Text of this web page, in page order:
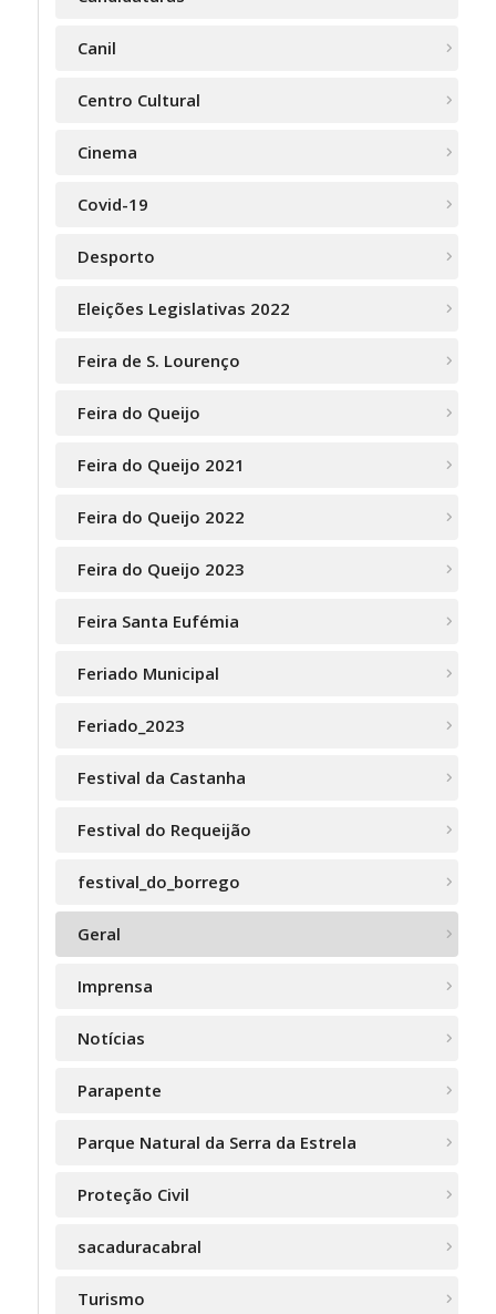
Canil
Centro Cultural
Cinema
Covid-19
Desporto
Eleições Legislativas 2022
Feira de S. Lourenço
Feira do Queijo
Feira do Queijo 2021
Feira do Queijo 2022
Feira do Queijo 2023
Feira Santa Eufémia
Feriado Municipal
Feriado_2023
Festival da Castanha
Festival do Requeijão
festival_do_borrego
Geral
Imprensa
Notícias
Parapente
Parque Natural da Serra da Estrela
Proteção Civil
sacaduracabral
Turismo